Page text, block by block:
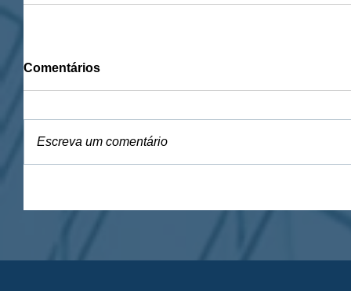
Comentários
Escreva um comentário